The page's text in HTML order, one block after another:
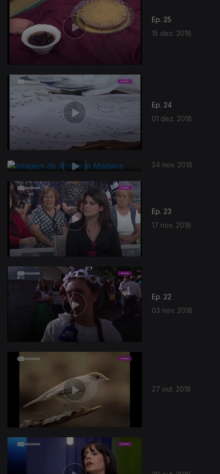
Ep. 25
15 dez. 2018
Ep. 24
01 dez. 2018
24 nov. 2018
Ep. 23
17 nov. 2018
Ep. 22
03 nov. 2018
27 out. 2018
371608